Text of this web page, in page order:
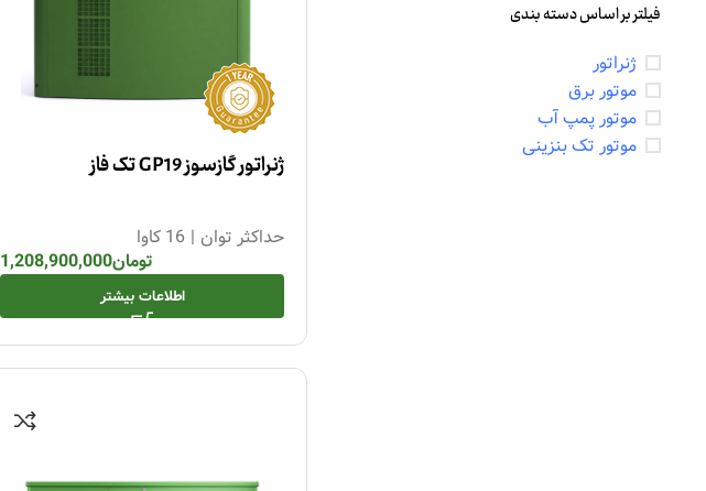
فیلتر بر اساس دسته بندی
ژنراتور
موتور برق
موتور پمپ آب
موتور تک بنزینی
ژنراتور گازسوز GP19 تک فاز
حداکثر توان | 16 کاوا
تومان1,208,900,000
اطلاعات بیشتر